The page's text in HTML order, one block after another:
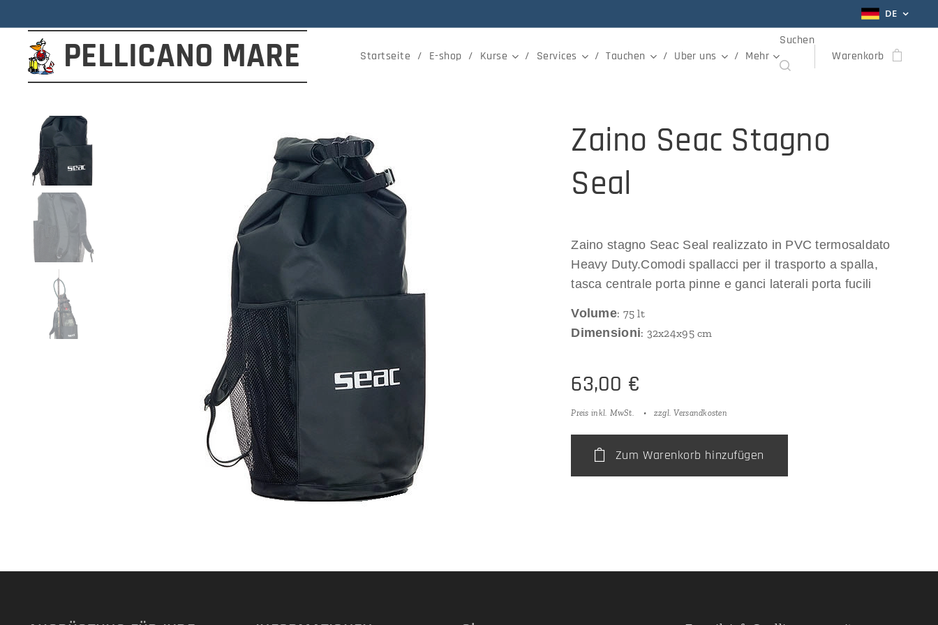
DE
PELLICANO MARE Startseite E-shop Kurse Services Tauchen Uber uns Mehr
Suchen
Warenkorb
Zaino Seac Stagno
Seal
Zaino stagno Seac Seal realizzato in PVC termosaldato
Heavy Duty.Comodi spallacci per il trasporto a spalla,
tasca centrale porta pinne e ganci laterali porta fucili
Volume: 75 lt
Dimensioni: 32x24x95 cm
63,00 €
Preis inkl. MwSt. zzgl. Versandkosten
Zum Warenkorb hinzufügen